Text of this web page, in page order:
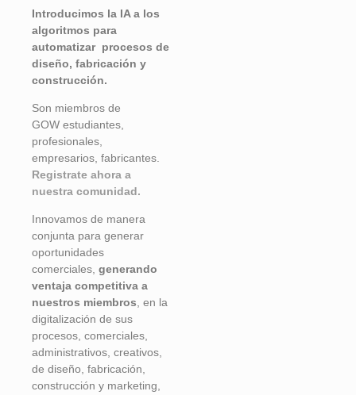
Introducimos la IA a los
algoritmos para
automatizar procesos de
diseño, fabricación y
construcción.
Son miembros de
GOW estudiantes,
profesionales,
empresarios, fabricantes.
Registrate ahora a
nuestra comunidad.
Innovamos de manera
conjunta para generar
oportunidades
comerciales, generando
ventaja competitiva a
nuestros miembros, en la
digitalización de sus
procesos, comerciales,
administrativos, creativos,
de diseño, fabricación,
construcción y marketing,